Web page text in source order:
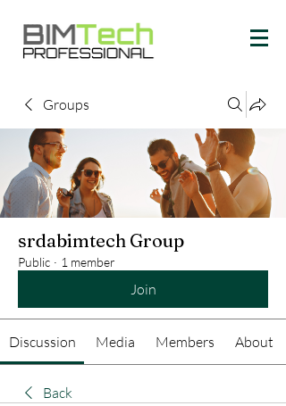
Groups
srdabimtech Group
Public · 1 member
Join
Discussion Media Members About
Back